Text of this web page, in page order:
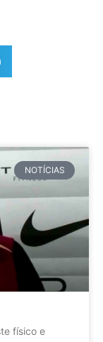
NOTÍCIAS
físico e